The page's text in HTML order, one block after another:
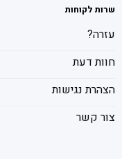
שרות לקוחות
עזרה?
חוות דעת
הצהרת נגישות
צור קשר